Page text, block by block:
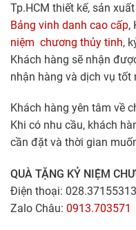
Tp.HCM thiết kế, sản
Bảng vinh danh cao cấp,
niệm chương thủy tinh,
Khách hàng sẽ nhận
nhận hàng và dịch vụ tốt
Khách hàng yên tâm về
Khi có nhu cầu, khách
cần đặt và thời gian
QUÀ TẶNG KỶ NIỆM
Điện thoại: 028.37155313
Zalo Châu: 0913.703571